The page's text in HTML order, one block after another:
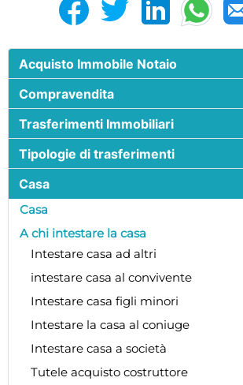
Acquisto Immobile Notaio
Compravendita
Trasferimenti Immobiliari
Tipologie di trasferimenti
Casa
Casa
A chi intestare la casa
Intestare casa ad altri
intestare casa al convivente
Intestare casa figli minori
Intestare la casa al coniuge
Intestare casa a società
Tutele acquisto costruttore